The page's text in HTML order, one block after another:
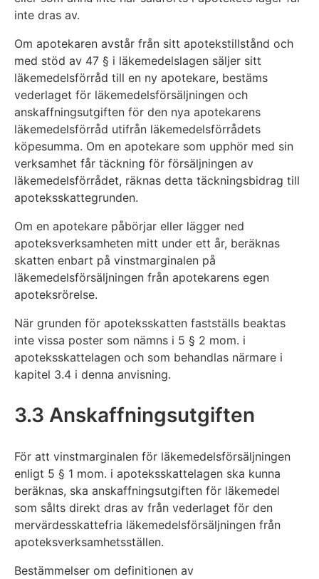
inte dras av.
Om apotekaren avstår från sitt apotekstillstånd och
med stöd av 47 § i läkemedelslagen säljer sitt
läkemedelsförråd till en ny apotekare, bestäms
vederlaget för läkemedelsförsäljningen och
anskaffningsutgiften för den nya apotekarens
läkemedelsförråd utifrån läkemedelsförrådets
köpesumma. Om en apotekare som upphör med sin
verksamhet får täckning för försäljningen av
läkemedelsförrådet, räknas detta täckningsbidrag till
apoteksskattegrunden.
Om en apotekare påbörjar eller lägger ned
apoteksverksamheten mitt under ett år, beräknas
skatten enbart på vinstmarginalen på
läkemedelsförsäljningen från apotekarens egen
apoteksrörelse.
När grunden för apoteksskatten fastställs beaktas
inte vissa poster som nämns i 5 § 2 mom. i
apoteksskattelagen och som behandlas närmare i
kapitel 3.4 i denna anvisning.
3.3 Anskaffningsutgiften
För att vinstmarginalen för läkemedelsförsäljningen
enligt 5 § 1 mom. i apoteksskattelagen ska kunna
beräknas, ska anskaffningsutgiften för läkemedel
som sålts direkt dras av från vederlaget för den
mervärdesskattefria läkemedelsförsäljningen från
apoteksverksamhetsställen.
Bestämmelser om definitionen av